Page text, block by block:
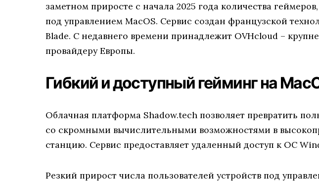
заметном приросте с начала 2025 года количества
под управлением MacOS. Сервис создан французской
Blade. С недавнего времени принадлежит OVHcloud –
провайдеру Европы.
Гибкий и доступный гейминг на
Облачная платформа Shadow.tech позволяет превратить
со скромными вычислительными возможностями в
станцию. Сервис предоставляет удаленный доступ к ОС
Резкий прирост числа пользователей устройств под